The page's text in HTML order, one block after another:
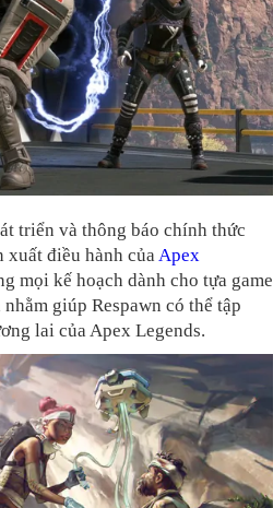
triển và thông báo chính thức
xuất điều hành củaApex
mọi kế hoạch dành cho tựa game
giúp Respawn có thể tập
lai của Apex Legends.